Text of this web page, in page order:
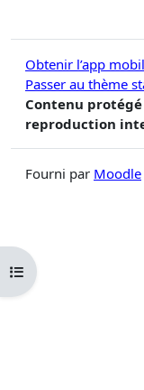
Ouvrir l’index du cours
Obtenir l’app
Passer au thème
Contenu
reproduction
Fourni par Moodle